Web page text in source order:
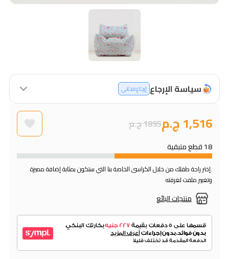
سياسة الإرجاع إرجاع مجاني
1,516 ج.م 1895 ج.م
18 قطع متبقية
منتجات البائع
.إختر راحة طفلك من خلال الكراسى الخاصة بنا التي ستكون بمثابة إضافة مميزة
وتغيير ملفت لغرفته